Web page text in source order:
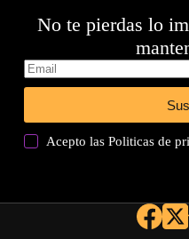
No te pierdas lo
Acepto lasPoliticas de